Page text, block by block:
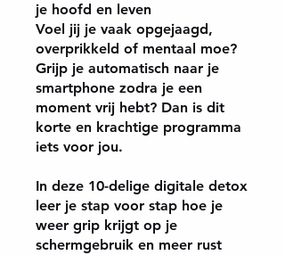
je hoofd en leven
Voel jij je vaak opgejaagd,
overprikkeld of mentaal moe?
Grijp je automatisch naar je
smartphone zodra je een
moment vrij hebt? Dan is dit
korte en krachtige programma
iets voor jou.
In deze 10-delige digitale detox
leer je stap voor stap hoe je
weer grip krijgt op je
schermgebruik en meer rust